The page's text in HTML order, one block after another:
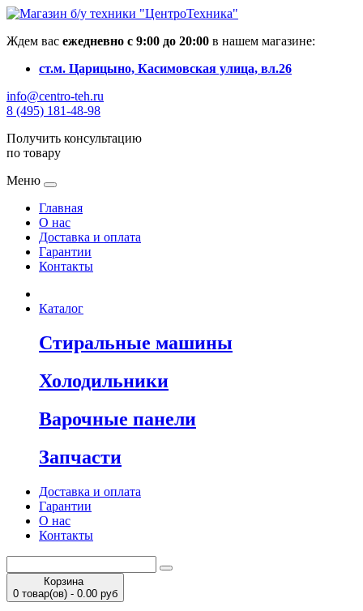
Ждем вас ежедневно с 9:00 до 20:00 в нашем магазине:
ст.м. Царицыно, Касимовская улица, вл.26
info@centro-teh.ru
8 (495) 181-48-98
Получить консультацию
по товару
Меню
Главная
О нас
Доставка и оплата
Гарантии
Контакты
Каталог
Стиральные машины
Холодильники
Варочные панели
Запчасти
Доставка и оплата
Гарантии
О нас
Контакты
Корзина
0 товар(ов) - 0.00 руб